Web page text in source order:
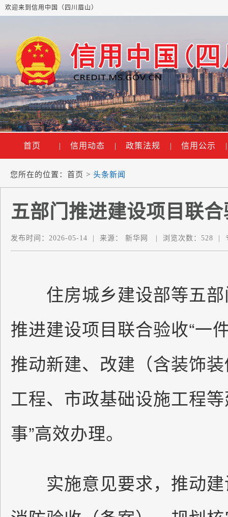
欢迎来到信用中国（四川眉山）
首页 | 信用动态 | 政策法规 | 信用公示 |
您所在的位置： 首页 > 头条新闻
五部门推进建设项目联
发布时间： 2026-05-14 来源： 新华网 浏览次数： 528
住房城乡建设部等五部
推进建设项目联合验收“一
推动新建、改建（含装饰
工程、市政基础设施工程
事”高效办理。
实施意见要求，推动建